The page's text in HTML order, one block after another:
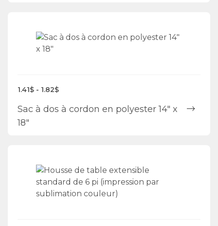
1.41$ - 1.82$
Sac à dos à cordon en polyester 14" x
18"